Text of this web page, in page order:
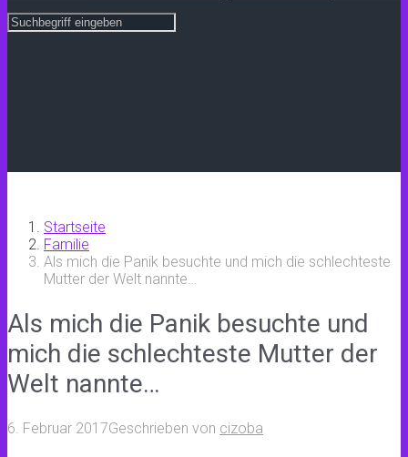
Startseite
Familie
Als mich die Panik besuchte und mich die schlechteste
Mutter der Welt nannte…
Als mich die Panik besuchte und
mich die schlechteste Mutter der
Welt nannte…
6. Februar 2017Geschrieben von cizoba